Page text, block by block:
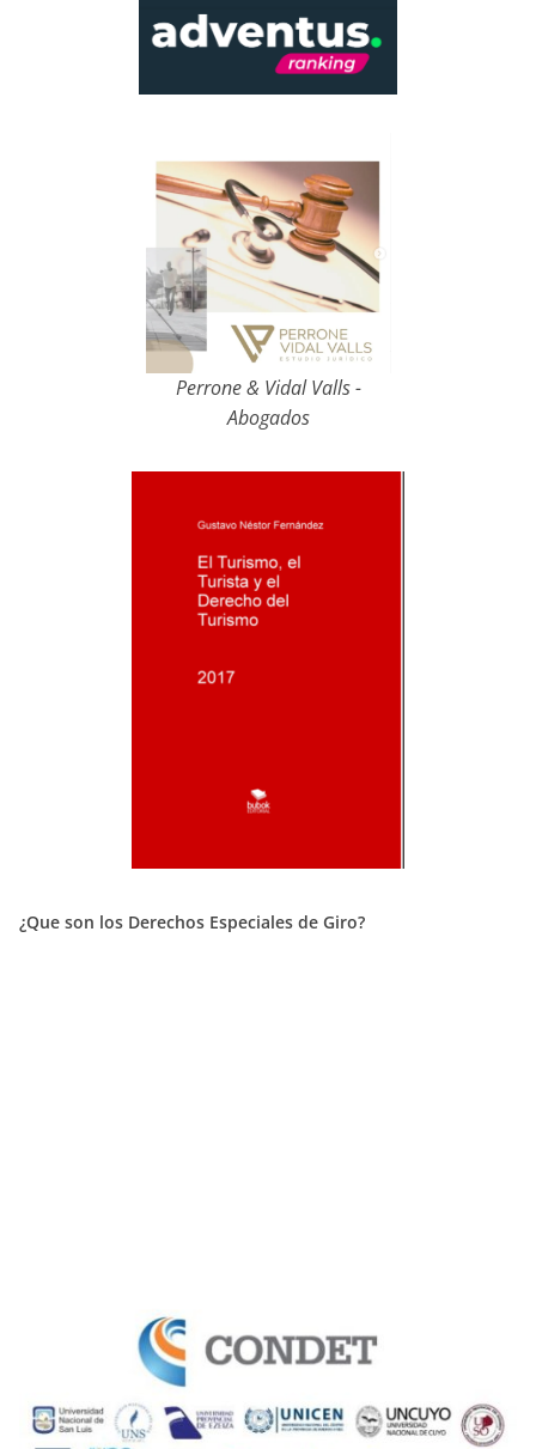
Perrone & Vidal Valls -
Abogados
¿Que son los Derechos Especiales de Giro?